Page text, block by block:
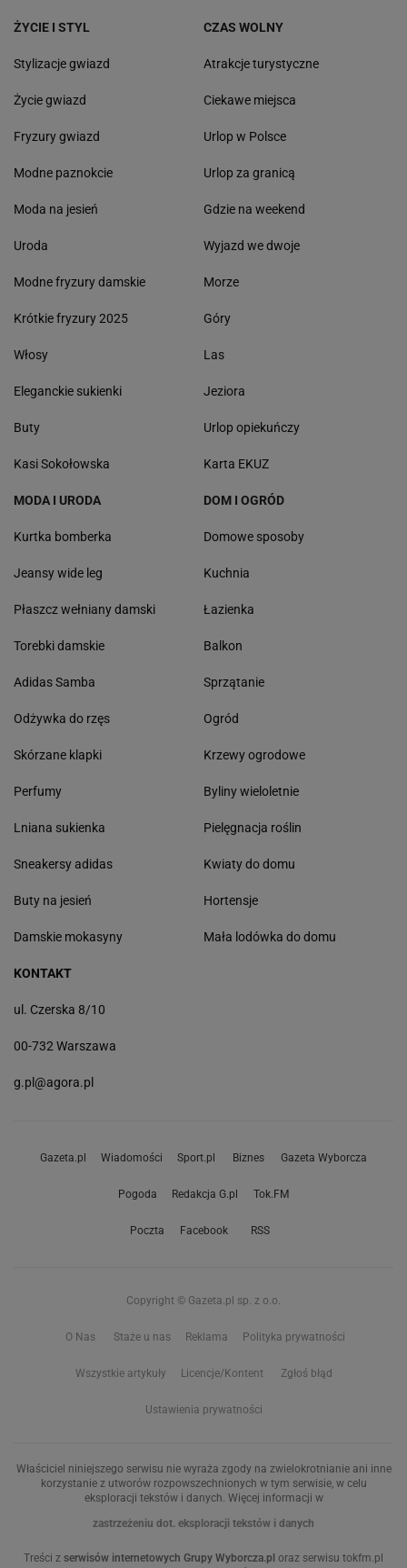
ŻYCIE I STYL
Stylizacje gwiazd
Życie gwiazd
Fryzury gwiazd
Modne paznokcie
Moda na jesień
Uroda
Modne fryzury damskie
Krótkie fryzury 2025
Włosy
Eleganckie sukienki
Buty
Kasi Sokołowska
CZAS WOLNY
Atrakcje turystyczne
Ciekawe miejsca
Urlop w Polsce
Urlop za granicą
Gdzie na weekend
Wyjazd we dwoje
Morze
Góry
Las
Jeziora
Urlop opiekuńczy
Karta EKUZ
MODA I URODA
Kurtka bomberka
Jeansy wide leg
Płaszcz wełniany damski
Torebki damskie
Adidas Samba
Odżywka do rzęs
Skórzane klapki
Perfumy
Lniana sukienka
Sneakersy adidas
Buty na jesień
Damskie mokasyny
DOM I OGRÓD
Domowe sposoby
Kuchnia
Łazienka
Balkon
Sprzątanie
Ogród
Krzewy ogrodowe
Byliny wieloletnie
Pielęgnacja roślin
Kwiaty do domu
Hortensje
Mała lodówka do domu
KONTAKT
ul. Czerska 8/10
00-732 Warszawa
g.pl@agora.pl
Gazeta.pl Wiadomości Sport.pl Biznes Gazeta Wyborcza
Pogoda Redakcja G.pl Tok.FM
Poczta Facebook RSS
Copyright © Gazeta.pl sp. z o.o.
O Nas Staże u nas Reklama Polityka prywatności
Wszystkie artykuły Licencje/Kontent Zgłoś błąd
Ustawienia prywatności
Właściciel niniejszego serwisu nie wyraża zgody na zwielokrotnianie ani inne
korzystanie z utworów rozpowszechnionych w tym serwisie, w celu
eksploracji tekstów i danych. Więcej informacji w
zastrzeżeniu dot. eksploracji tekstów i danych
Treści z serwisów internetowych Grupy Wyborcza.pl oraz serwisu tokfm.pl